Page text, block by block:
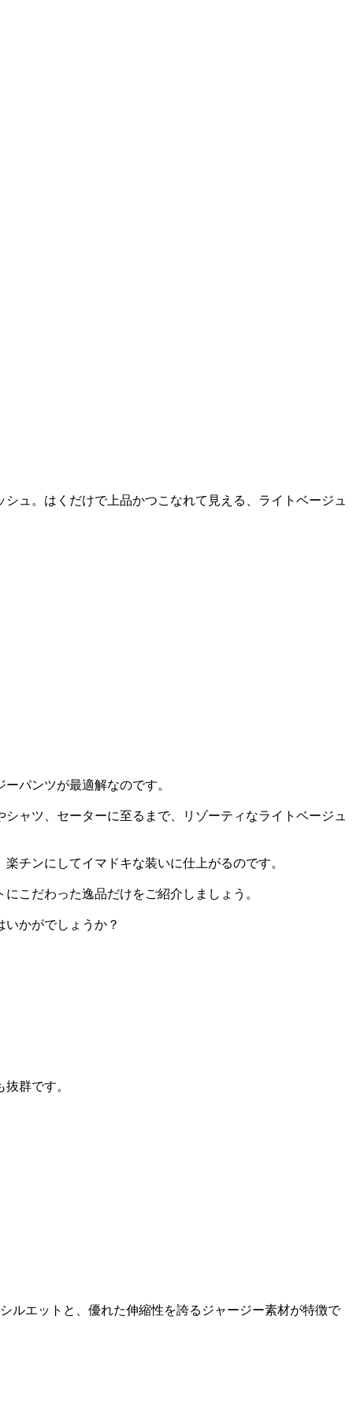
ュ。はくだけで上品かつこなれて見える、ライトベージュ
パンツが最適解なのです。
ャツ、セーターに至るまで、リゾーティなライトベージュ
チンにしてイマドキな装いに仕上がるのです。
こだわった逸品だけをご紹介しましょう。
かがでしょうか？
群です。
ルエットと、優れた伸縮性を誇るジャージー素材が特徴で